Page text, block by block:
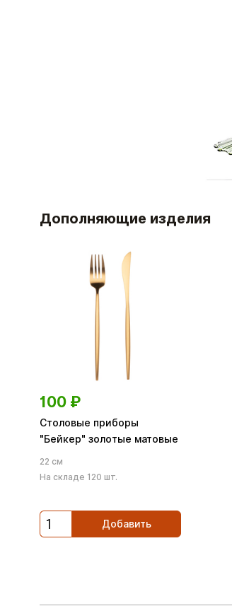
Дополняющие изделия
100 ₽
Столовые приборы
"Бейкер" золотые матовые
22 см
На складе 120 шт.
Добавить